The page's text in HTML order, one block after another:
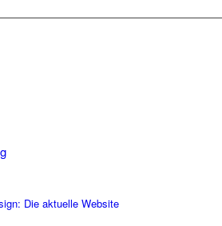
Die aktuelle Website